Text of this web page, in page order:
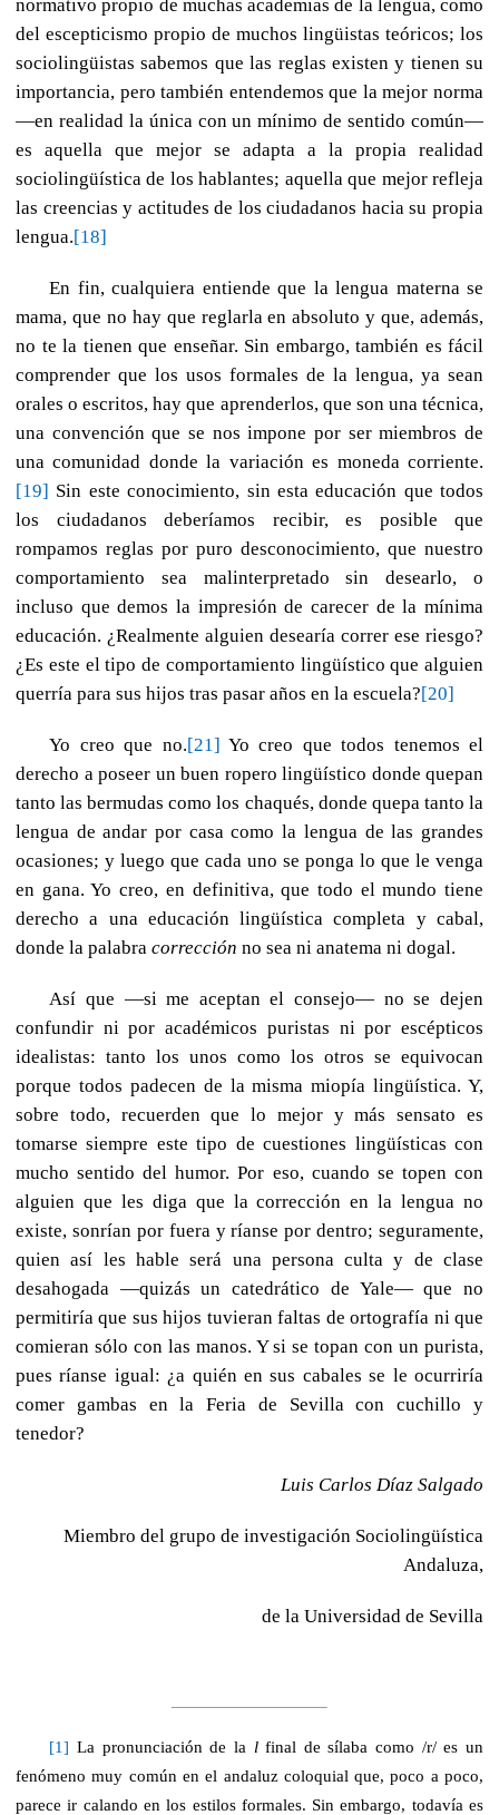
normativo propio de muchas academias de la lengua, como
del escepticismo propio de muchos lingüistas teóricos; los
sociolingüistas sabemos que las reglas existen y tienen su
importancia, pero también entendemos que la mejor norma
—en realidad la única con un mínimo de sentido común—
es aquella que mejor se adapta a la propia realidad
sociolingüística de los hablantes; aquella que mejor refleja
las creencias y actitudes de los ciudadanos hacia su propia
lengua.[18]
En fin, cualquiera entiende que la lengua materna se
mama, que no hay que reglarla en absoluto y que, además,
no te la tienen que enseñar. Sin embargo, también es fácil
comprender que los usos formales de la lengua, ya sean
orales o escritos, hay que aprenderlos, que son una técnica,
una convención que se nos impone por ser miembros de
una comunidad donde la variación es moneda corriente.
[19] Sin este conocimiento, sin esta educación que todos
los ciudadanos deberíamos recibir, es posible que
rompamos reglas por puro desconocimiento, que nuestro
comportamiento sea malinterpretado sin desearlo, o
incluso que demos la impresión de carecer de la mínima
educación. ¿Realmente alguien desearía correr ese riesgo?
¿Es este el tipo de comportamiento lingüístico que alguien
querría para sus hijos tras pasar años en la escuela?[20]
Yo creo que no.[21] Yo creo que todos tenemos el
derecho a poseer un buen ropero lingüístico donde quepan
tanto las bermudas como los chaqués, donde quepa tanto la
lengua de andar por casa como la lengua de las grandes
ocasiones; y luego que cada uno se ponga lo que le venga
en gana. Yo creo, en definitiva, que todo el mundo tiene
derecho a una educación lingüística completa y cabal,
donde la palabra corrección no sea ni anatema ni dogal.
Así que —si me aceptan el consejo— no se dejen
confundir ni por académicos puristas ni por escépticos
idealistas: tanto los unos como los otros se equivocan
porque todos padecen de la misma miopía lingüística. Y,
sobre todo, recuerden que lo mejor y más sensato es
tomarse siempre este tipo de cuestiones lingüísticas con
mucho sentido del humor. Por eso, cuando se topen con
alguien que les diga que la corrección en la lengua no
existe, sonrían por fuera y ríanse por dentro; seguramente,
quien así les hable será una persona culta y de clase
desahogada —quizás un catedrático de Yale— que no
permitiría que sus hijos tuvieran faltas de ortografía ni que
comieran sólo con las manos. Y si se topan con un purista,
pues ríanse igual: ¿a quién en sus cabales se le ocurriría
comer gambas en la Feria de Sevilla con cuchillo y
tenedor?
Luis Carlos Díaz Salgado
Miembro del grupo de investigación Sociolingüística
Andaluza,
de la Universidad de Sevilla
[1] La pronunciación de la lfinal de sílaba como /r/ es un
fenómeno muy común en el andaluz coloquial que, poco a poco,
parece ir calando en los estilos formales. Sin embargo, todavía es